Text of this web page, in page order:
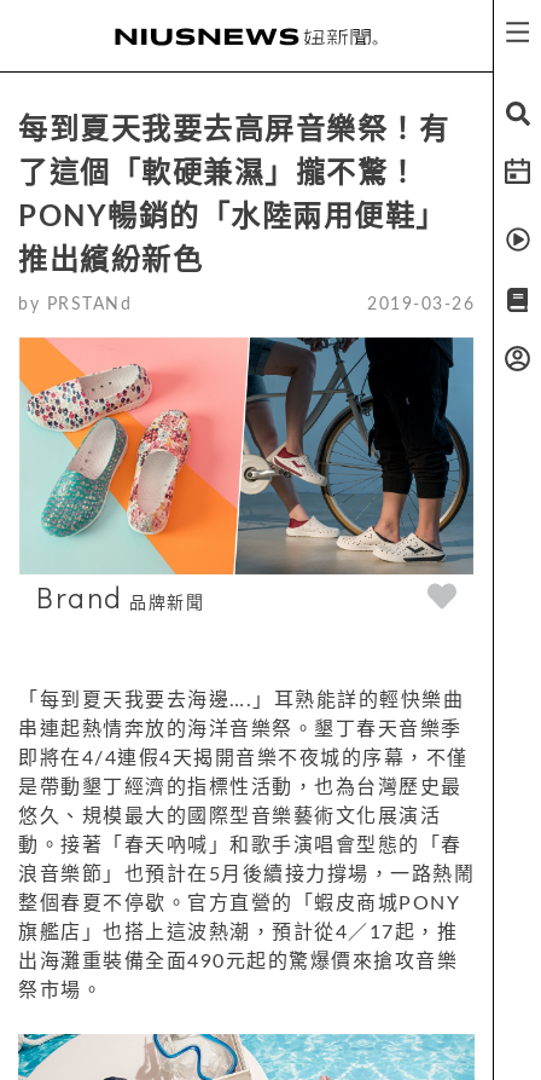
每到夏天我要去高屏音樂祭！有
了這個「軟硬兼濕」攏不驚！
PONY暢銷的「水陸兩用便鞋」
推出繽紛新色
by PRSTANd 2019-03-26
Brand 品牌新聞
「每到夏天我要去海邊….」耳熟能詳的輕快樂曲
串連起熱情奔放的海洋音樂祭。墾丁春天音樂季
即將在4/4連假4天揭開音樂不夜城的序幕，不僅
是帶動墾丁經濟的指標性活動，也為台灣歷史最
悠久、規模最大的國際型音樂藝術文化展演活
動。接著「春天吶喊」和歌手演唱會型態的「春
浪音樂節」也預計在5月後續接力撐場，一路熱鬧
整個春夏不停歇。官方直營的「蝦皮商城PONY
旗艦店」也搭上這波熱潮，預計從4／17起，推
出海灘重裝備全面490元起的驚爆價來搶攻音樂
祭市場。